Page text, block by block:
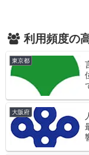
利用頻度の
東京都
大阪府